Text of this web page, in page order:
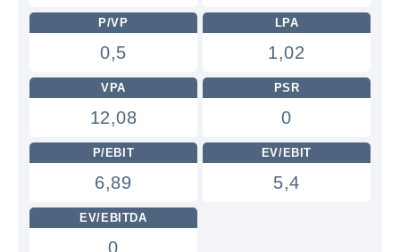
P/VP
0,5
LPA
1,02
VPA
12,08
PSR
0
P/EBIT
6,89
EV/EBIT
5,4
EV/EBITDA
0